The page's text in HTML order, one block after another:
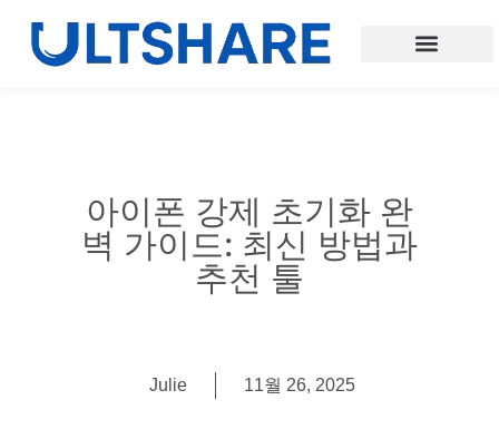
아이폰 강제 초기화 완
벽 가이드: 최신 방법과
추천 툴
Julie 11월 26, 2025